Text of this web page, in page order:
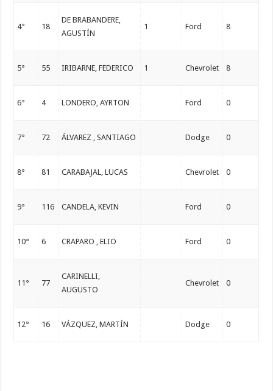
4° 18
DE BRABANDERE,
AGUSTÍN
1 Ford 8
5° 55 IRIBARNE, FEDERICO 1 Chevrolet 8
6° 4 LONDERO, AYRTON Ford 0
7° 72 ÁLVAREZ , SANTIAGO Dodge 0
8° 81 CARABAJAL, LUCAS Chevrolet 0
9° 116 CANDELA, KEVIN Ford 0
10° 6 CRAPARO , ELIO Ford 0
11° 77
CARINELLI,
AUGUSTO
Chevrolet 0
12° 16 VÁZQUEZ, MARTÍN Dodge 0